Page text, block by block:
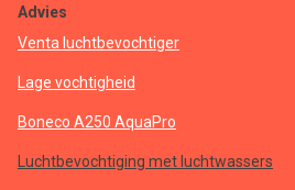
Advies
Venta luchtbevochtiger
Lage vochtigheid
Boneco A250 AquaPro
Luchtbevochtiging met luchtwassers